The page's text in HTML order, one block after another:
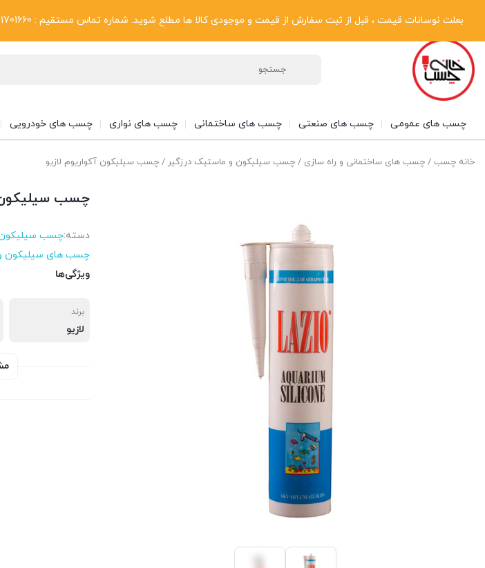
بعلت نوسانات قیمت ، قبل از ثبت سفارش از قیمت و موجودی کالا ها مطلع شوید. شماره تماس مستقیم : 09001701660
پیگیری سفارشات دریافت فاکتور رسمی تماس با ما درباره ما بلاگ
چسب های عمومی چسب های صنعتی چسب های ساختمانی چسب های نواری چسب های خودرویی
خانه چسب / چسب های ساختمانی و راه سازی / چسب سیلیکون و ماستیک درزگیر / چسب سیلیکون آکواریوم لازیو
چسب سیلیکون
دسته:چسب سیلیکون
چسب های سیلیکون
ویژگی‌ها
برند
لازیو